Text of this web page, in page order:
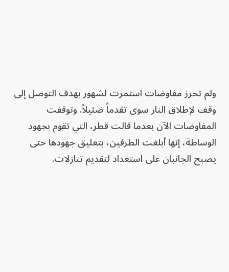
ولم تحرز مفاوضات استمرت لشهور بهدف التوصل إلى
وقف لإطلاق النار سوى تقدماً ضئيلاً. وتوقفت
المفاوضات الآن بعدما قالت قطر، التي تقوم بجهود
الوساطة، إنها أبلغت الطرفين، بتعليق جهودها حتى
يصبح الجانبان على استعداد لتقديم تنازلات.